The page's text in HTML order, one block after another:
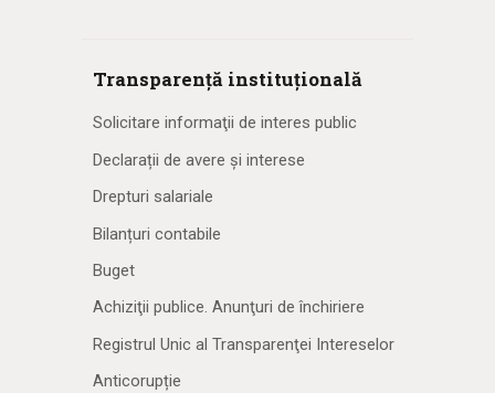
Transparență instituțională
Solicitare informaţii de interes public
Declarații de avere și interese
Drepturi salariale
Bilanțuri contabile
Buget
Achiziţii publice. Anunţuri de închiriere
Registrul Unic al Transparenţei Intereselor
Anticorupție